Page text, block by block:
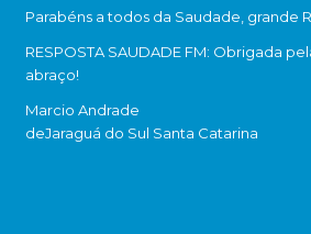
Parabéns a todos da Saudade, grande
RESPOSTA SAUDADE FM: Obrigada
abraço!
Marcio Andrade
deJaraguá do Sul Santa Catarina